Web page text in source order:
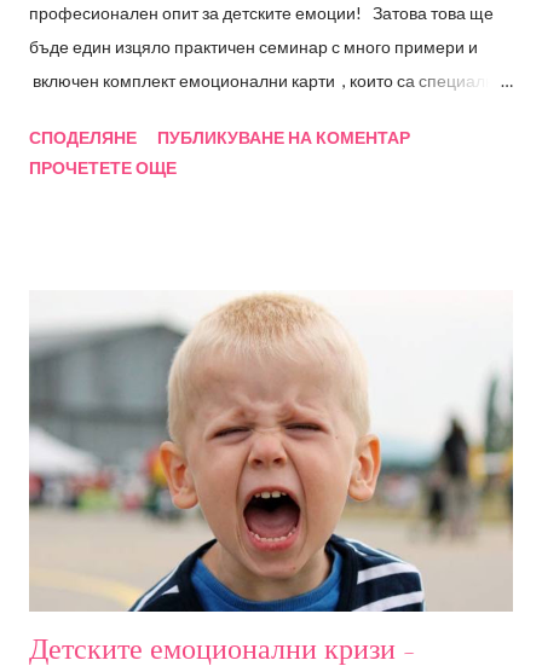
професионален опит за детските емоции! Затова това ще
бъде един изцяло практичен семинар с много примери и
включен комплект емоционални карти , които са специално
сътрудничество с Фондация "Децата на бъдещето" сме
провеждали множество обучения за специалисти вече
научно разбиране); Произход и развитие на емоциите;
Емоции, чувства и емоционални състояния - Психология на
емоциите – неврологични аспекти - Етапи на развитие на
емоциите - Компетентност и интелигентност – прилики и
разлики; Емоционална компетентност; Ключови умения
според Каролин Саарни; Емоционалните компетенции като
предпоставка за социални такива - Емоциите като част от
детското ежедневие; Детските емоционални кризи - Е...
СПОДЕЛЯНЕ
ПУБЛИКУВАНЕ НА КОМЕНТАР
ПРОЧЕТЕТЕ ОЩЕ
Детските емоционални кризи -